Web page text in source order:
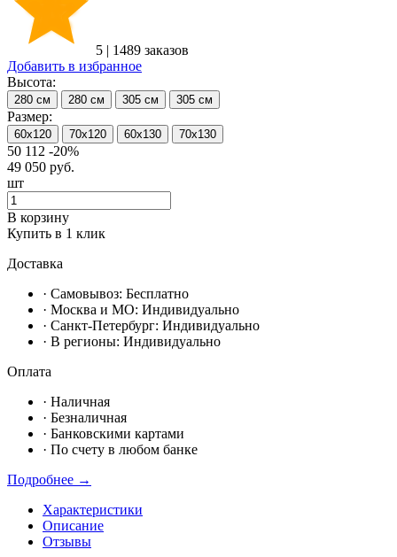
5 | 1489 заказов
Добавить в избранное
Высота:
280 см 280 см 305 см 305 см
Размер:
60х120 70х120 60х130 70х130
50 112 -20%
49 050 руб.
шт
В корзину
Купить в 1 клик
Доставка
· Самовывоз: Бесплатно
· Москвa и МО: Индивидуально
· Санкт-Петербург: Индивидуально
· В регионы: Индивидуально
Оплата
· Наличная
· Безналичная
· Банковскими картами
· По счету в любом банке
Подробнее →
Характеристики
Описание
Отзывы